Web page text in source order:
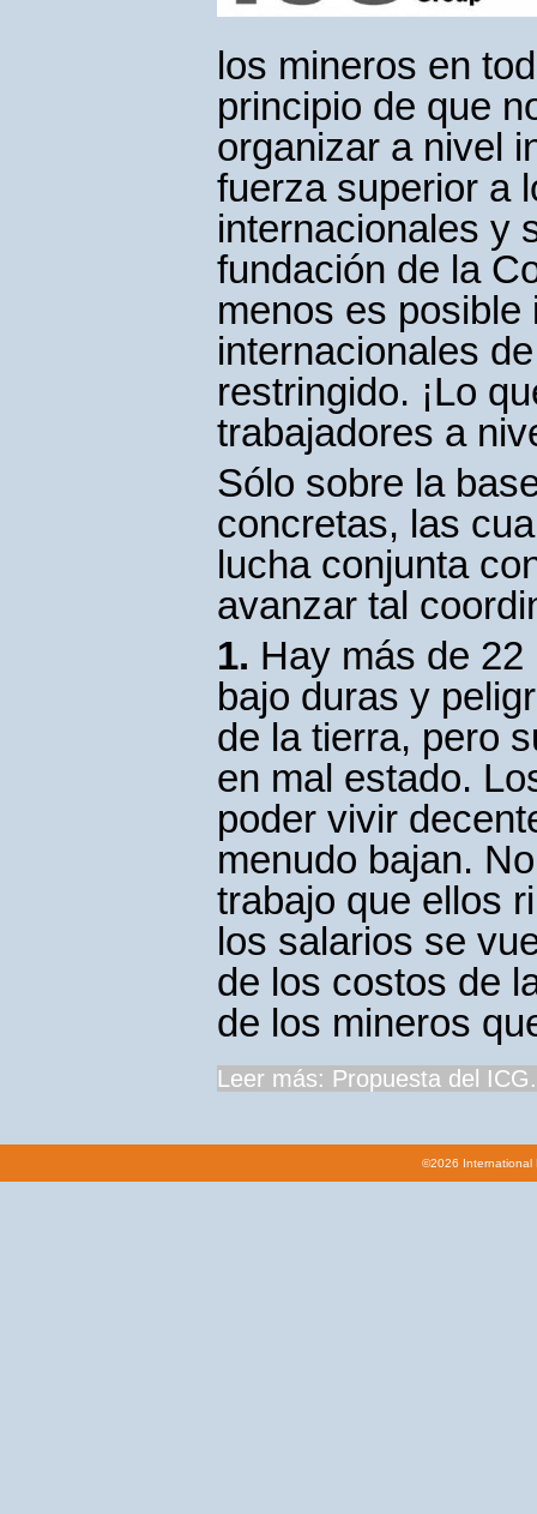
los mineros en
principio de que
organizar a nivel
fuerza superior a
internacionales y
fundación de la
menos es
internacionales
restringido. ¡Lo
trabajadores a
Sólo sobre la
concretas, las
lucha conjunta
avanzar tal
1. Hay más de
bajo duras y
de la tierra, pero
en mal estado.
poder vivir
menudo bajan.
trabajo que ellos
los salarios se
de los costos de
de los mineros
Leer más: Propuesta del
©2026 International